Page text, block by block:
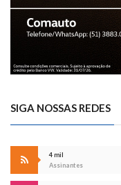
SIGA NOSSAS REDES
4 mil
Assinantes